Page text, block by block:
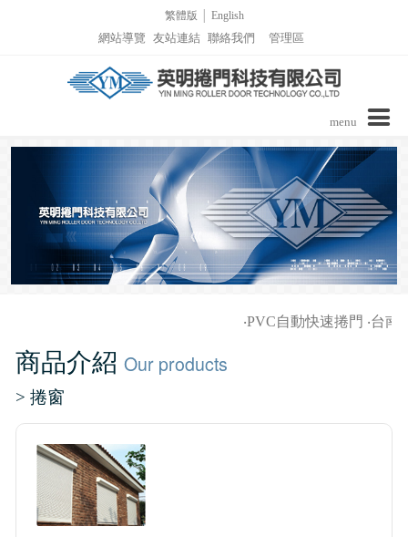
繁體版
English
網站導覽
友站連結 聯絡我們 管理區
menu
公司介紹
商品介紹
實績介紹
實績介紹-PVC自動捲門
實績介紹-柵欄機列表
實績介紹-滑升門列表
實績介紹-扇型門自動開門機
詢價表單
最新消息
PVC自動快速捲門‧ 台南
商品介紹 Our products
> 捲窗